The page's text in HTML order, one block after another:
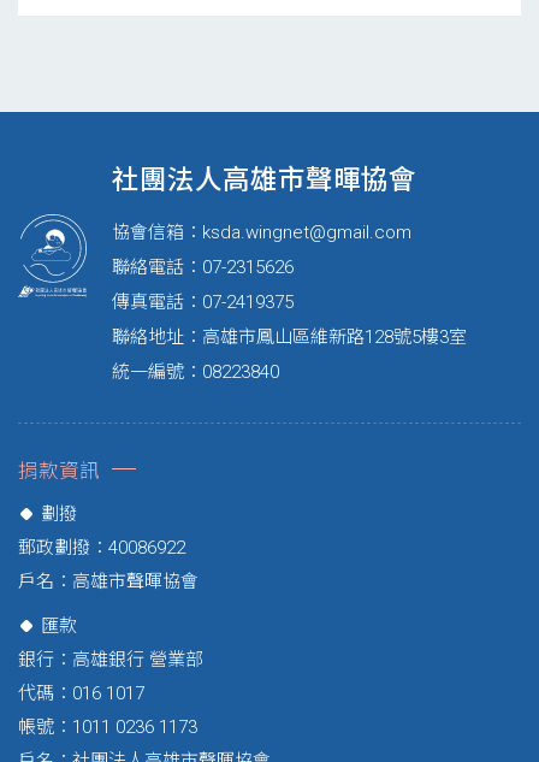
社團法人高雄市聲暉協會
協會信箱： ksda.wingnet@gmail.com
聯絡電話：07-2315626
傳真電話：07-2419375
聯絡地址：高雄市鳳山區維新路128號5樓3室
統一編號：08223840
捐款資訊
劃撥
郵政劃撥：40086922
戶名：高雄市聲暉協會
匯款
銀行：高雄銀行 營業部
代碼：016 1017
帳號：1011 0236 1173